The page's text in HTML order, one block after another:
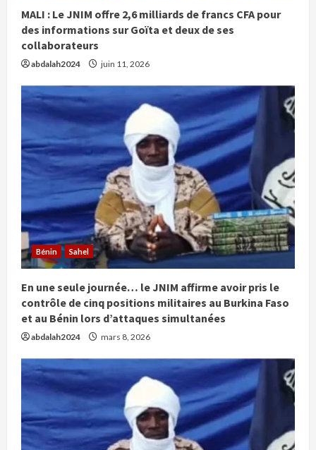
MALI : Le JNIM offre 2,6 milliards de francs CFA pour
des informations sur Goïta et deux de ses
collaborateurs
abdalah2024 juin 11, 2026
Bénin Sahel
En une seule journée… le JNIM affirme avoir pris le
contrôle de cinq positions militaires au Burkina Faso
et au Bénin lors d’attaques simultanées
abdalah2024 mars 8, 2026